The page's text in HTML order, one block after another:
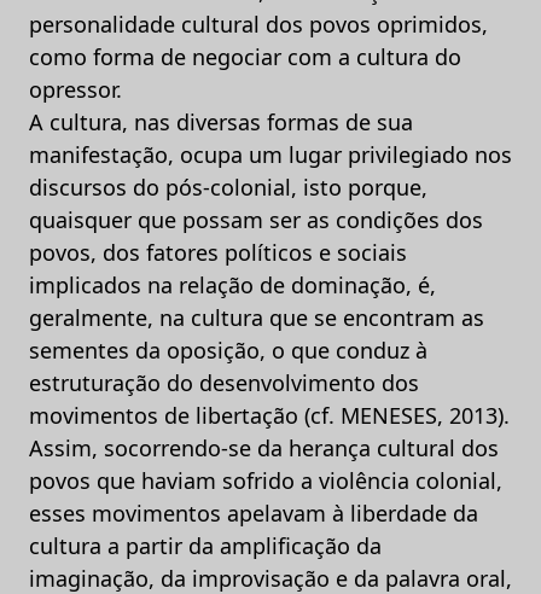
personalidade cultural dos povos oprimidos,
como forma de negociar com a cultura do
opressor.
A cultura, nas diversas formas de sua
manifestação, ocupa um lugar privilegiado nos
discursos do pós-colonial, isto porque,
quaisquer que possam ser as condições dos
povos, dos fatores políticos e sociais
implicados na relação de dominação, é,
geralmente, na cultura que se encontram as
sementes da oposição, o que conduz à
estruturação do desenvolvimento dos
movimentos de libertação (cf. MENESES, 2013).
Assim, socorrendo-se da herança cultural dos
povos que haviam sofrido a violência colonial,
esses movimentos apelavam à liberdade da
cultura a partir da amplificação da
imaginação, da improvisação e da palavra oral,